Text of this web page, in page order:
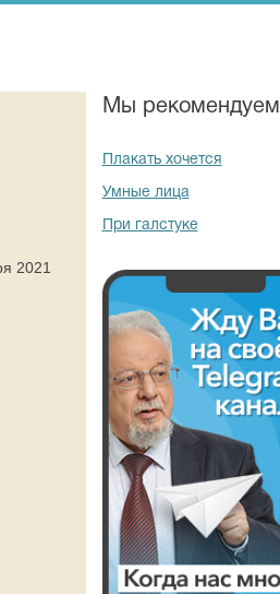
2021
Мы рекомендуем
Плакать хочется
Умные лица
При галстуке